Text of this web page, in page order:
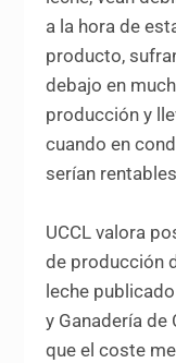
a la hora de
producto,
debajo en
producción y
cuando en
serían
UCCL valora
de producción
leche
y Ganadería
que el coste